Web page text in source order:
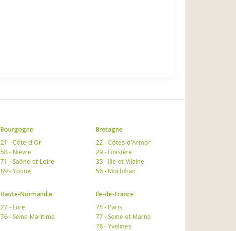
Bourgogne
21 - Côte-d'Or
58 - Nièvre
71 - Saône-et-Loire
89 - Yonne
Bretagne
22 - Côtes-d'Armor
29 - Finistère
35 - Ille-et-Vilaine
56 - Morbihan
Haute-Normandie
27 - Eure
76 - Seine-Maritime
Ile-de-France
75 - Paris
77 - Seine-et-Marne
78 - Yvelines